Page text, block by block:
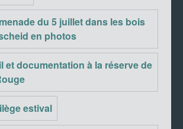
du 5 juillet dans les bois
en photos
et documentation à la réserve de
estival